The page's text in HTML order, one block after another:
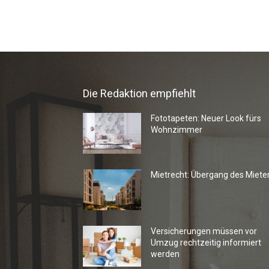
Die Redaktion empfiehlt
Fototapeten: Neuer Look fürs
Wohnzimmer
Mietrecht: Übergang des
Versicherungen müssen vor
Umzug rechtzeitig informiert
werden